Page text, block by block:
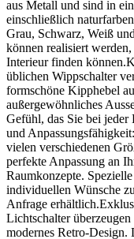
aus Metall und sind in
einschließlich
Grau, Schwarz, Weiß
können realisiert
Interieur finden
üblichen Wippschalter
formschöne Kipphebel
außergewöhnliches
Gefühl, das Sie bei
und
vielen verschiedenen
perfekte Anpassung an
Raumkonzepte.
individuellen Wünsche
Anfrage
Lichtschalter
modernes Retro-Design.